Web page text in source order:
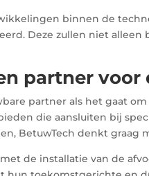
binnen de
Deze zullen niet
partner
partner als het gaat
die aansluiten bij
BetuwTech denkt graag
de installatie van de